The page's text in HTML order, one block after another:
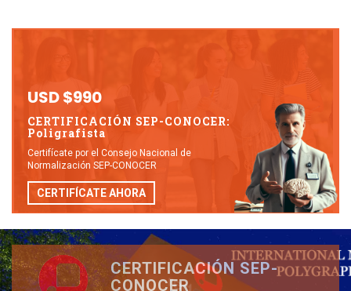
USD $990
CERTIFICACIÓN SEP-CONOCER:
Poligrafista
Certifícate por el Consejo Nacional de
Normalización SEP-CONOCER
CERTIFÍCATE AHORA
CERTIFICACIÓN SEP-
CONOCER